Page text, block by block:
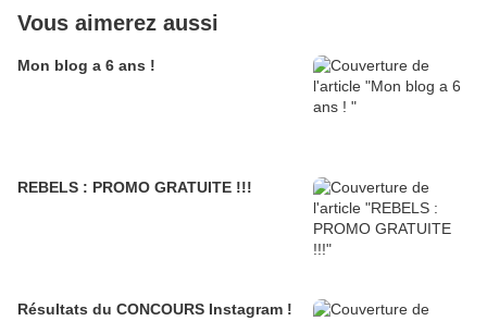
Vous aimerez aussi
Mon blog a 6 ans !
REBELS : PROMO GRATUITE !!!
Résultats du CONCOURS Instagram !